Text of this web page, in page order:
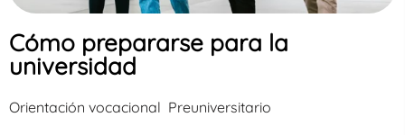
Cómo prepararse para la
universidad
Orientación vocacional Preuniversitario